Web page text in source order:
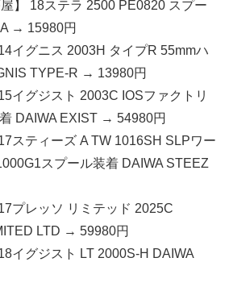
】 18ステラ 2500 PE0820 スプー
→ 15980円
イグニス 2003H タイプR 55mmハ
TYPE-R → 13980円
イグジスト 2003C IOSファクトリ
DAIWA EXIST → 54980円
スティーズ A TW 1016SH SLPワー
スプール装着 DAIWA STEEZ
プレッソ リミテッド 2025C
LTD → 59980円
イグジスト LT 2000S-H DAIWA